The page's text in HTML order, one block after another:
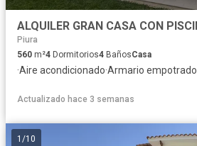
Piura
560 m²4 Dormitorios4 BañosCasa
·Aire acondicionado·Armario empotrado
Actualizado hace 3 semanas
1 /10